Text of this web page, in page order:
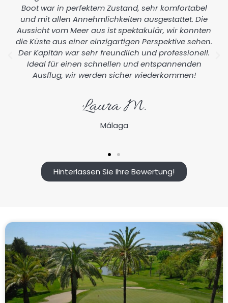
Boot war in perfektem Zustand, sehr komfortabel
und mit allen Annehmlichkeiten ausgestattet. Die
Aussicht vom Meer aus ist spektakulär, wir konnten
die Küste aus einer einzigartigen Perspektive sehen.
Der Kapitän war sehr freundlich und professionell.
Ideal für einen schnellen und entspannenden
Ausflug, wir werden sicher wiederkommen!
Laura M.
Málaga
Hinterlassen Sie Ihre Bewertung!